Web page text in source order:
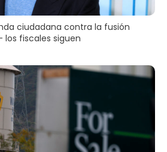
ciudadana contra la fusión
fiscales siguen